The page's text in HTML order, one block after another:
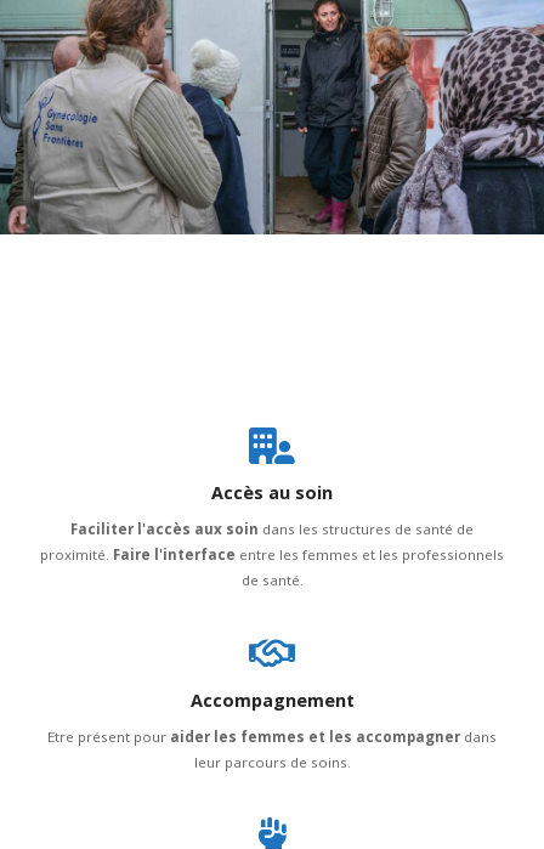
Accès au soin
Faciliter l'accès aux soin dans les structures de santé de
proximité. Faire l'interface entre les femmes et les professionnels
de santé.
Accompagnement
Etre présent pour aider les femmes et les accompagner dans
leur parcours de soins.